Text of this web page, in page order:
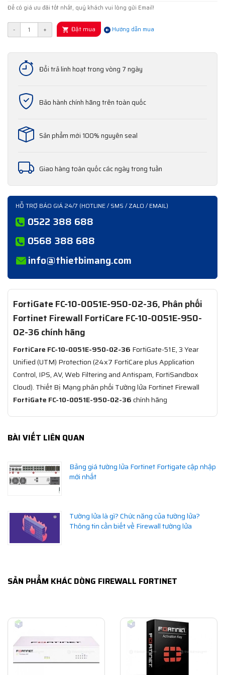
Để có giá ưu đãi tốt nhất, quý khách vui lòng gửi Email!
- + Đặt mua Hướng dẫn mua
Đổi trả linh hoạt trong vòng 7 ngày
Bảo hành chính hãng trên toàn quốc
Sản phẩm mới 100% nguyên seal
Giao hàng toàn quốc các ngày trong tuần
HỖ TRỢ BÁO GIÁ 24/7 (HOTLINE / SMS / ZALO / EMAIL)
0522 388 688
0568 388 688
info@thietbimang.com
FortiGate FC-10-0051E-950-02-36, Phân phối
Fortinet Firewall FortiCare FC-10-0051E-950-
02-36 chính hãng
FortiCare FC-10-0051E-950-02-36 FortiGate-51E, 3 Year
Unified (UTM) Protection (24x7 FortiCare plus Application
Control, IPS, AV, Web Filtering and Antispam, FortiSandbox
Cloud). Thiết Bị Mạng phân phối Tường lửa Fortinet Firewall
FortiGate FC-10-0051E-950-02-36chính hãng
BÀI VIẾT LIÊN QUAN
Bảng giá tường lửa Fortinet Fortigate cập nhập
mới nhất
Tường lửa là gì? Chức năng của tường lửa?
Thông tin cần biết về Firewall tường lửa
SẢN PHẨM KHÁC DÒNG FIREWALL FORTINET